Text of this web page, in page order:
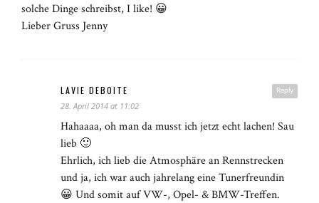
solche Dinge schreibst, I like! 😀
Lieber Gruss Jenny
Reply
LAVIE DEBOITE
28. April 2014 at 11:02
Hahaaaa, oh man da musst ich jetzt echt lachen! Sau
lieb 🙂
Ehrlich, ich lieb die Atmosphäre an Rennstrecken
und ja, ich war auch jahrelang eine Tunerfreundin
😀 Und somit auf VW-, Opel- & BMW-Treffen.